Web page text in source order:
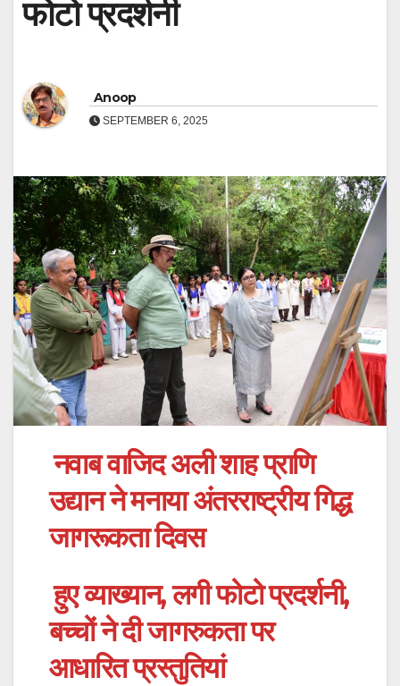
फोटो प्रदर्शनी
Anoop
SEPTEMBER 6, 2025
नवाब वाजिद अली शाह प्राणि
उद्यान ने मनाया अंतरराष्ट्रीय गिद्ध
जागरूकता दिवस
हुए व्याख्यान, लगी फोटो प्रदर्शनी,
बच्चों ने दी जागरुकता पर
आधारित प्रस्तुतियां